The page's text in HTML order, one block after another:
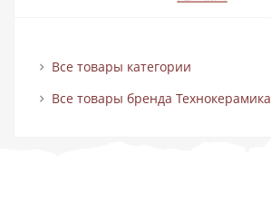
Все товары категории
Все товары бренда Технокерамика